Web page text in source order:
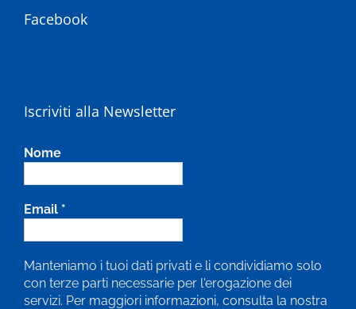
Facebook
Iscriviti alla Newsletter
Nome
Email *
Manteniamo i tuoi dati privati e li condividiamo solo
con terze parti necessarie per l'erogazione dei
servizi. Per maggiori informazioni, consulta la nostra